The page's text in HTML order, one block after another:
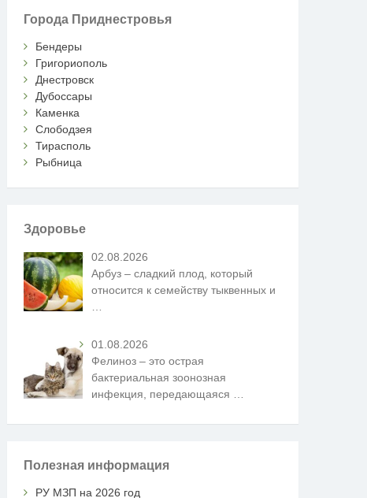
Города Приднестровья
Бендеры
Григориополь
Днестровск
Дубоссары
Каменка
Слободзея
Тирасполь
Рыбница
Здоровье
02.08.2026
Арбуз – сладкий плод, который
относится к семейству тыквенных и
01.08.2026
Фелиноз – это острая
бактериальная зоонозная
инфекция, передающаяся
Полезная информация
РУ МЗП на 2026 год